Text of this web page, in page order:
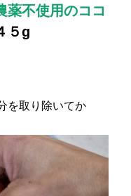
薬不使用のココ
５g
を取り除いてか